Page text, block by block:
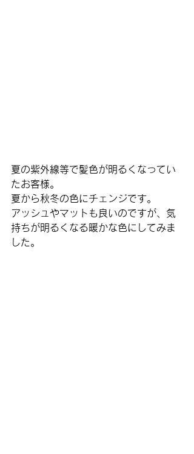
夏の紫外線等で髪色が明るくなってい
たお客様。
夏から秋冬の色にチェンジです。
アッシュやマットも良いのですが、気
持ちが明るくなる暖かな色にしてみま
した。